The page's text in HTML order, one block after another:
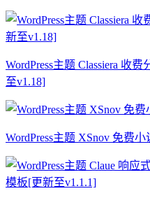
WordPress主题 Classiera 收
至v1.18]
WordPress主题 XSnov 免费小